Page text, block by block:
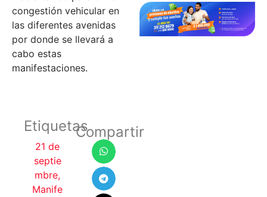
congestión vehicular en
las diferentes avenidas
por donde se llevará a
cabo estas
manifestaciones.
Etiquetas
21 de
septie
mbre,
Manife
Compartir